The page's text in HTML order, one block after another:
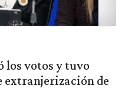
los votos y tuvo
extranjerización de